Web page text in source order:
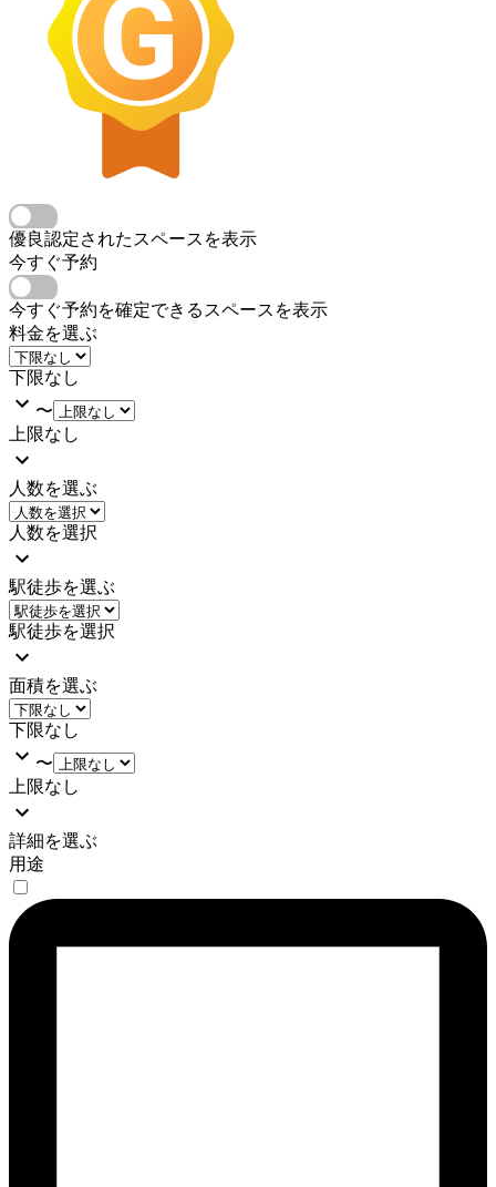
優良認定されたスペースを表示
今すぐ予約
今すぐ予約を確定できるスペースを表示
料金を選ぶ
下限なし
〜
上限なし
人数を選ぶ
人数を選択
駅徒歩を選ぶ
駅徒歩を選択
面積を選ぶ
下限なし
〜
上限なし
詳細を選ぶ
用途